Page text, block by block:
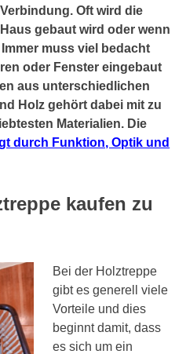
Oft wird die
gebaut wird oder wenn
muss viel bedacht
oder Fenster eingebaut
aus unterschiedlichen
Holz gehört dabei mit zu
Materialien. Die
durch Funktion, Optik und
kaufen zu
Bei der Holztreppe
gibt es generell viele
Vorteile und dies
beginnt damit, dass
es sich um ein